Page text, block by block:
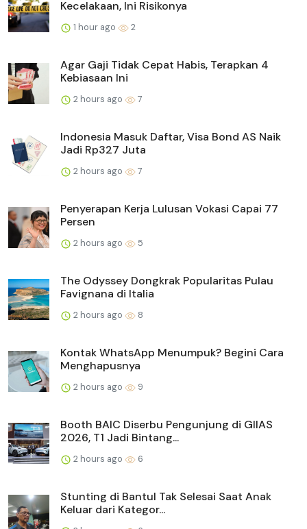
Kecelakaan, Ini Risikonya
1 hour ago 2
Agar Gaji Tidak Cepat Habis, Terapkan 4
Kebiasaan Ini
2 hours ago 7
Indonesia Masuk Daftar, Visa Bond AS Naik
Jadi Rp327 Juta
2 hours ago 7
Penyerapan Kerja Lulusan Vokasi Capai 77
Persen
2 hours ago 5
The Odyssey Dongkrak Popularitas Pulau
Favignana di Italia
2 hours ago 8
Kontak WhatsApp Menumpuk? Begini Cara
Menghapusnya
2 hours ago 9
Booth BAIC Diserbu Pengunjung di GIIAS
2026, T1 Jadi Bintang...
2 hours ago 6
Stunting di Bantul Tak Selesai Saat Anak
Keluar dari Kategor...